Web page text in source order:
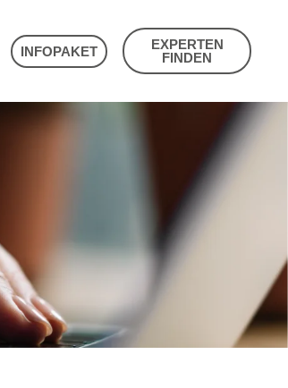
INFOPAKET
EXPERTEN
FINDEN